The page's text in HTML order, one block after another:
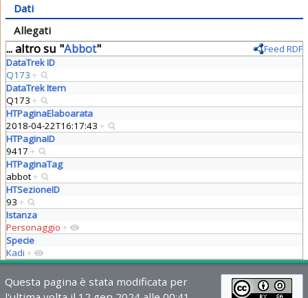
Dati
Allegati
... altro su "Abbot"
Feed RDF
DataTrek ID
Q173 +
DataTrek Item
Q173 +
HTPaginaElaboarata
2018-04-22T16:17:43 +
HTPaginaID
9417 +
HTPaginaTag
abbot+
HTSezioneID
93 +
Istanza
Personaggio +
Specie
Kadi +
Questa pagina è stata modificata per